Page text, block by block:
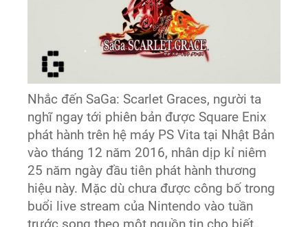
Nhắc đến SaGa: Scarlet Graces, người ta
nghĩ ngay tới phiên bản được Square Enix
phát hành trên hệ máy PS Vita tại Nhật Bản
vào tháng 12 năm 2016, nhân dịp kỉ niêm
25 năm ngày đầu tiên phát hành thương
hiệu này. Mặc dù chưa được công bố trong
buổi live stream của Nintendo vào tuần